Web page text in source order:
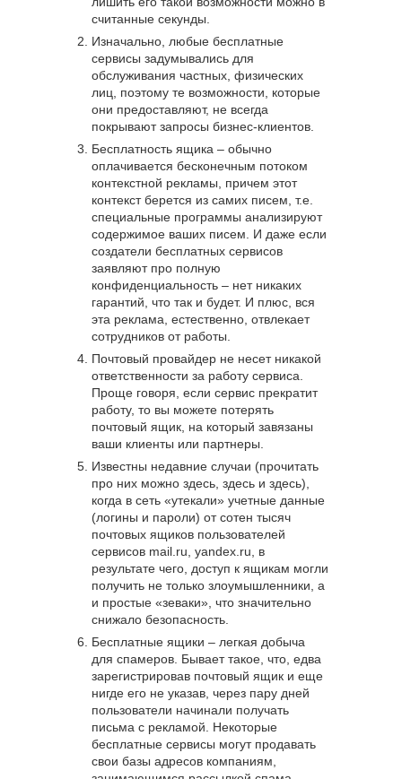
считанные секунды.
Изначально, любые бесплатные
сервисы задумывались для
обслуживания частных, физических
лиц, поэтому те возможности, которые
они предоставляют, не всегда
покрывают запросы бизнес-клиентов.
Бесплатность ящика – обычно
оплачивается бесконечным потоком
контекстной рекламы, причем этот
контекст берется из самих писем, т.е.
специальные программы анализируют
содержимое ваших писем. И даже если
создатели бесплатных сервисов
заявляют про полную
конфиденциальность – нет никаких
гарантий, что так и будет. И плюс, вся
эта реклама, естественно, отвлекает
сотрудников от работы.
Почтовый провайдер не несет никакой
ответственности за работу сервиса.
Проще говоря, если сервис прекратит
работу, то вы можете потерять
почтовый ящик, на который завязаны
ваши клиенты или партнеры.
Известны недавние случаи (прочитать
про них можно здесь, здесь и здесь),
когда в сеть «утекали» учетные данные
(логины и пароли) от сотен тысяч
почтовых ящиков пользователей
сервисов mail.ru, yandex.ru, в
результате чего, доступ к ящикам могли
получить не только злоумышленники, а
и простые «зеваки», что значительно
снижало безопасность.
Бесплатные ящики – легкая добыча
для спамеров. Бывает такое, что, едва
зарегистрировав почтовый ящик и еще
нигде его не указав, через пару дней
пользователи начинали получать
письма с рекламой. Некоторые
бесплатные сервисы могут продавать
свои базы адресов компаниям,